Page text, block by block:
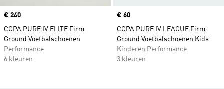
Price
€ 240
COPA PURE IV ELITE Firm
Ground Voetbalschoenen
Performance
6 kleuren
Price
€ 60
COPA PURE IV LEAGUE Firm
Ground Voetbalschoenen Kids
Kinderen Performance
3 kleuren